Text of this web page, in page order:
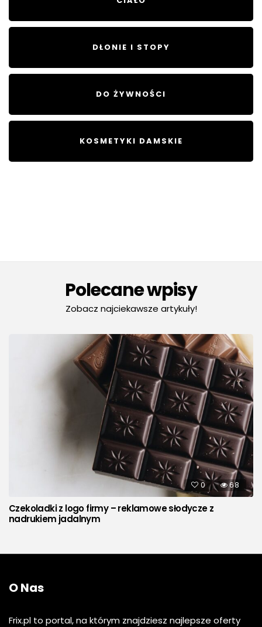
DŁONIE I STOPY
DO ŻYWNOŚCI
KOSMETYKI DAMSKIE
Polecane wpisy
Zobacz najciekawsze artykuły!
0 68
Czekoladki z logo firmy – reklamowe słodycze z
nadrukiem jadalnym
O Nas
Frix.pl to portal, na którym znajdziesz najlepsze oferty